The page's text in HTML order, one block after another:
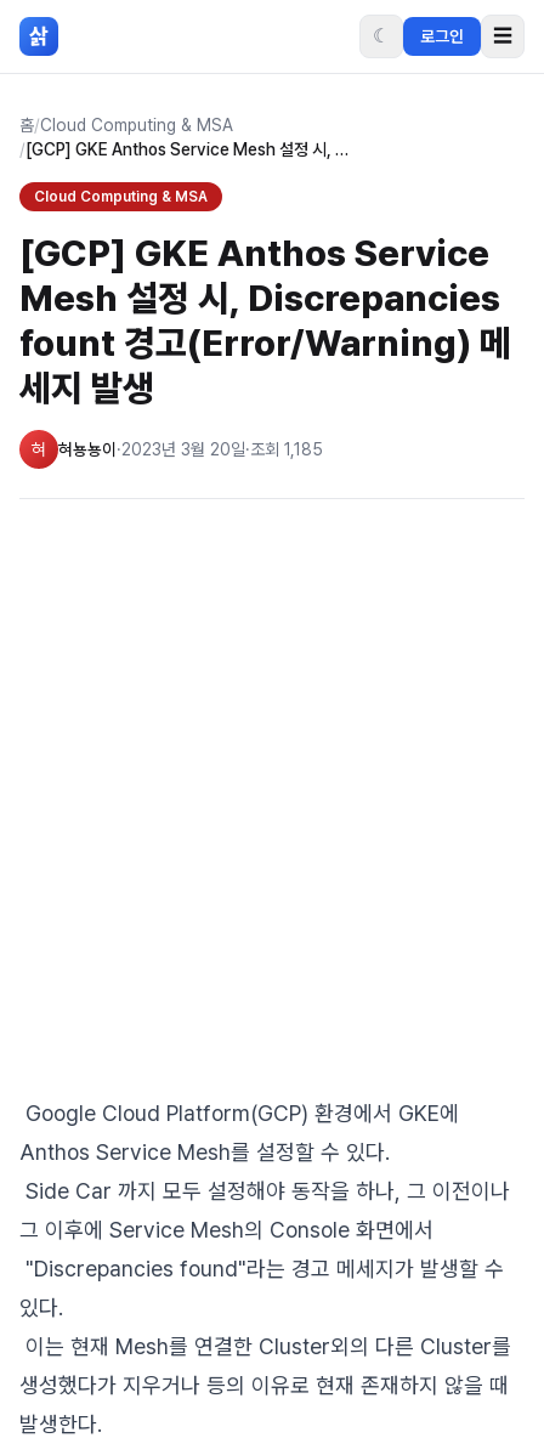
본문 바로가기
삵 ☾ 로그인 ☰
홈/Cloud Computing & MSA
/
[GCP] GKE Anthos Service Mesh 설정 시, Discrepancies fount 경고(Error/Warning) 메세지 발생
Cloud Computing & MSA
[GCP] GKE Anthos Service
Mesh 설정 시, Discrepancies
fount 경고(Error/Warning) 메
세지 발생
혀 혀뇽뇽이 ·2023년 3월 20일·조회 1,185
Google Cloud Platform(GCP) 환경에서 GKE에
Anthos Service Mesh를 설정할 수 있다.
Side Car 까지 모두 설정해야 동작을 하나, 그 이전이나
그 이후에 Service Mesh의 Console 화면에서
"Discrepancies found"라는 경고 메세지가 발생할 수
있다.
이는 현재 Mesh를 연결한 Cluster외의 다른 Cluster를
생성했다가 지우거나 등의 이유로 현재 존재하지 않을 때
발생한다.